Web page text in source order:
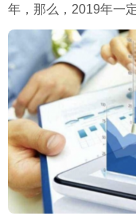
年，那么，2019年一